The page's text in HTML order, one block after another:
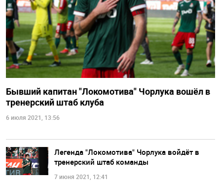
Бывший капитан "Локомотива" Чорлука вошёл в
тренерский штаб клуба
6 июля 2021, 13:56
Легенда "Локомотива" Чорлука войдёт в
тренерский штаб команды
7 июня 2021, 12:41